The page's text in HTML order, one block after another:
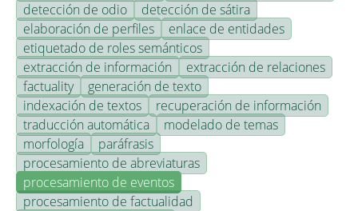
detección de odio
detección de sátira
elaboración de perfiles
enlace de entidades
etiquetado de roles semánticos
extracción de información
extracción de relaciones
factuality
generación de texto
indexación de textos
recuperación de información
traducción automática
modelado de temas
morfología
paráfrasis
procesamiento de abreviaturas
procesamiento de eventos
procesamiento de factualidad